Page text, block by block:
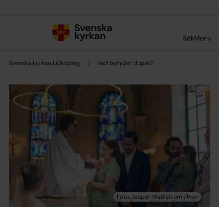
SökMeny
Svenska kyrkan Lidköping Vad betyder dopet?